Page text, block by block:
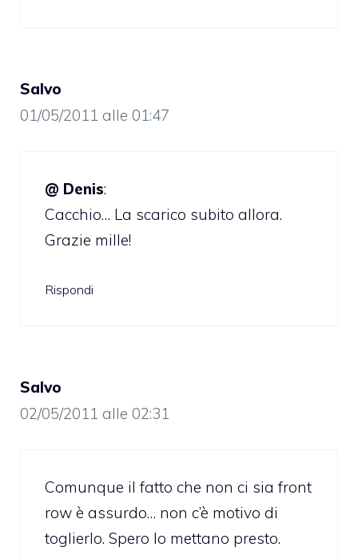
Salvo
01/05/2011 alle 01:47
@ Denis:
Cacchio… La scarico subito allora.
Grazie mille!
Rispondi
Salvo
02/05/2011 alle 02:31
Comunque il fatto che non ci sia front
row è assurdo… non c’è motivo di
toglierlo. Spero lo mettano presto.